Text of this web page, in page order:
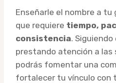
Enseñarle el nombre a tu
que requiere tiempo,
consistencia.
prestando atención a las
podrás fomentar una
fortalecer tu vínculo con